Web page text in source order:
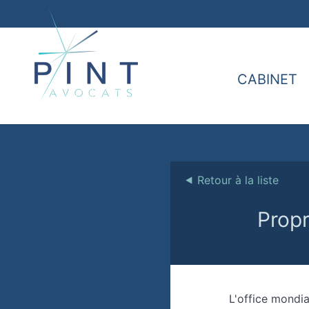
CABINET
⯇ Retour à la liste
L'office